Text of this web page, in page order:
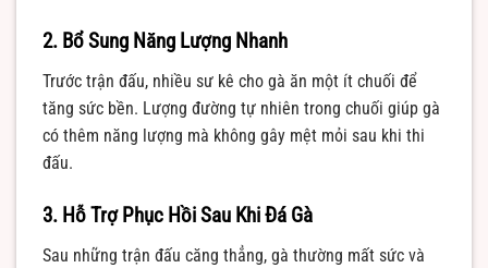
2. Bổ Sung Năng Lượng Nhanh
Trước trận đấu, nhiều sư kê cho gà ăn một ít chuối để
tăng sức bền. Lượng đường tự nhiên trong chuối giúp gà
có thêm năng lượng mà không gây mệt mỏi sau khi thi
đấu.
3. Hỗ Trợ Phục Hồi Sau Khi Đá Gà
Sau những trận đấu căng thẳng, gà thường mất sức và